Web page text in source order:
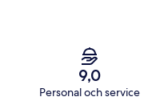
9,0
Personal och service